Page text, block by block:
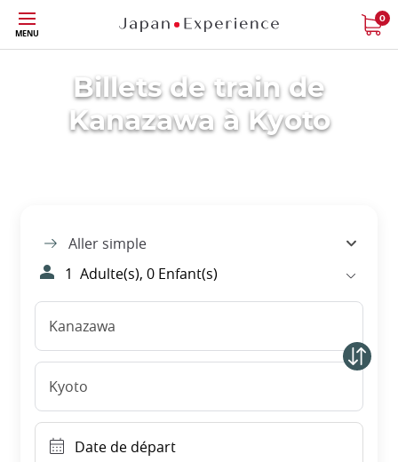
Skip
to
main
MENU
0
Billets de train de
Kanazawa à Kyoto
Aller simple
1 Adulte(s), 0 Enfant(s)
Kanazawa
Kyoto
Date de départ